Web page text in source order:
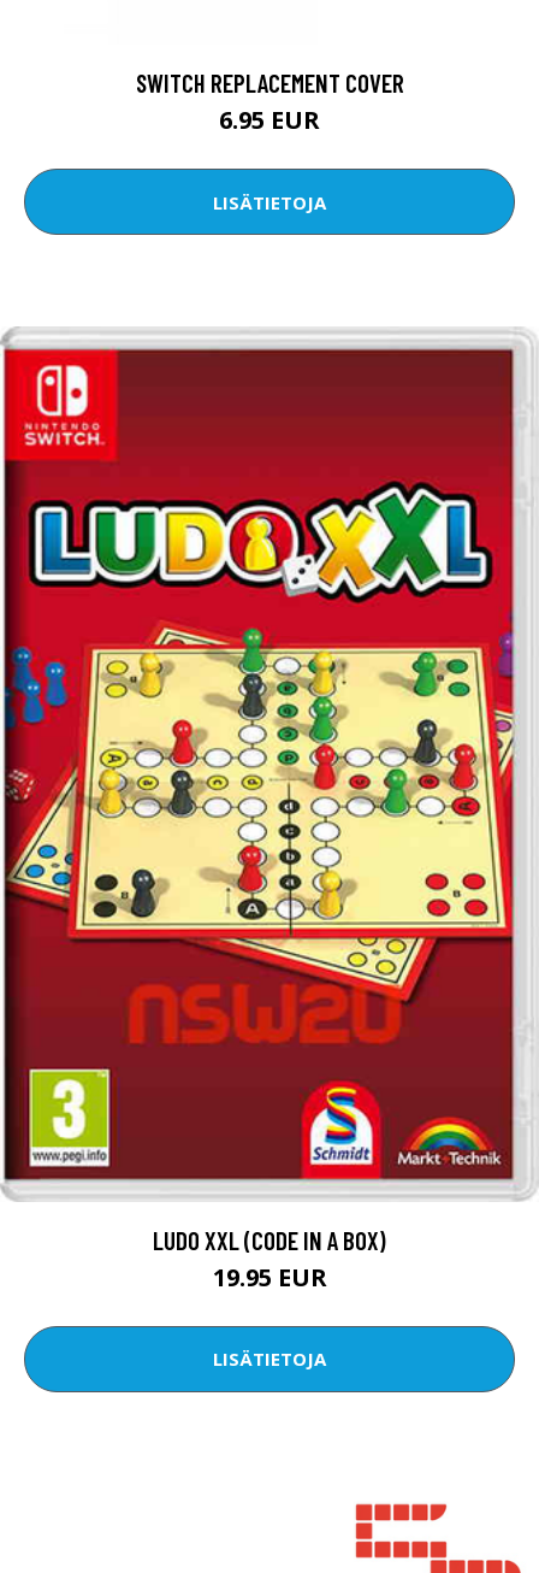
SWITCH REPLACEMENT COVER
6.95 EUR
LISÄTIETOJA
LUDO XXL (CODE IN A BOX)
19.95 EUR
LISÄTIETOJA